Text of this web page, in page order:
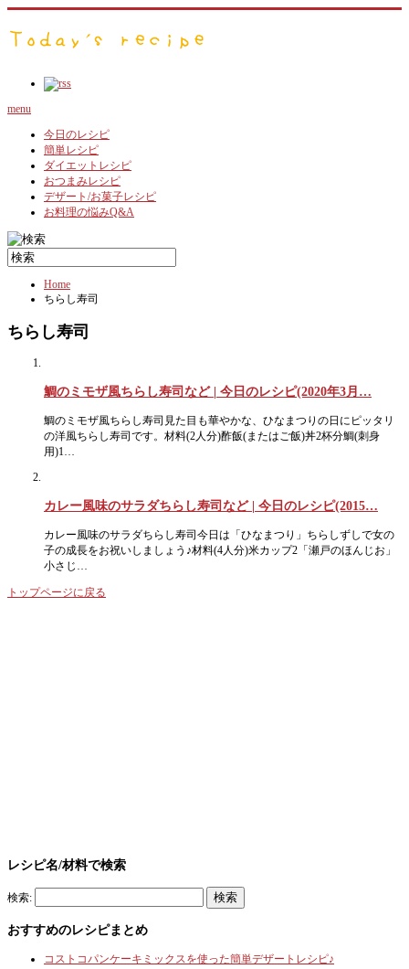
menu
今日のレシピ
簡単レシピ
ダイエットレシピ
おつまみレシピ
デザート/お菓子レシピ
お料理の悩みQ&A
Home
ちらし寿司
ちらし寿司
鯛のミモザ風ちらし寿司など | 今日のレシピ(2020年3月…
鯛のミモザ風ちらし寿司見た目も華やかな、ひなまつりの日にピッタリ
の洋風ちらし寿司です。材料(2人分)酢飯(またはご飯)丼2杯分鯛(刺身
用)1…
カレー風味のサラダちらし寿司など | 今日のレシピ(2015…
カレー風味のサラダちらし寿司今日は「ひなまつり」ちらしずしで女の
子の成長をお祝いしましょう♪材料(4人分)米カップ2「瀬戸のほんじお」
小さじ…
トップページに戻る
レシピ名/材料で検索
検索:
おすすめのレシピまとめ
コストコパンケーキミックスを使った簡単デザートレシピ♪